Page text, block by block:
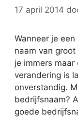
17 april 2014
Wanneer je
naam van
je immers maar
verandering is
onverstandig.
bedrijfsnaam?
goede